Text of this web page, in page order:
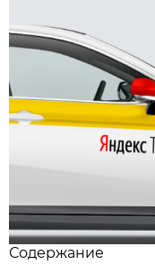
Содержание